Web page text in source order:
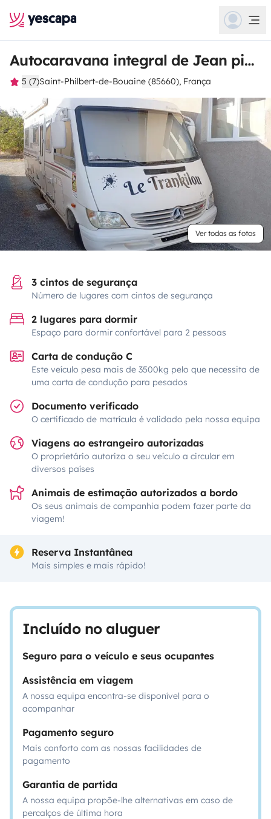
Autocaravana integral de Jean pierre
5 (7)Saint-Philbert-de-Bouaine (85660), França
Ver todas as fotos
3 cintos de segurança
Número de lugares com cintos de segurança
2 lugares para dormir
Espaço para dormir confortável para 2 pessoas
Carta de condução C
Este veículo pesa mais de 3500kg pelo que necessita de
uma carta de condução para pesados
Documento verificado
O certificado de matrícula é validado pela nossa equipa
Viagens ao estrangeiro autorizadas
O proprietário autoriza o seu veículo a circular em
diversos países
Animais de estimação autorizados a bordo
Os seus animais de companhia podem fazer parte da
viagem!
Reserva Instantânea
Mais simples e mais rápido!
Incluído no aluguer
Seguro para o veículo e seus ocupantes
Assistência em viagem
A nossa equipa encontra-se disponível para o
acompanhar
Pagamento seguro
Mais conforto com as nossas facilidades de
pagamento
Garantia de partida
A nossa equipa propõe-lhe alternativas em caso de
percalços de última hora